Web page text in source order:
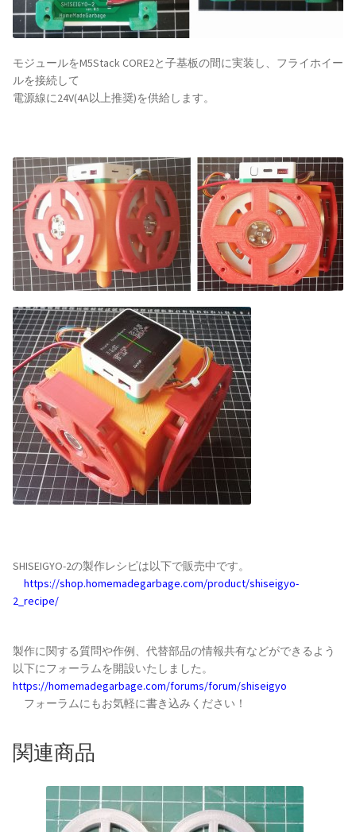
モジュールをM5Stack CORE2と子基板の間に実装し、フライホイー
ルを接続して
電源線に24V(4A以上推奨)を供給します。
SHISEIGYO-2の製作レシピは以下で販売中です。
https://shop.homemadegarbage.com/product/shiseigyo-
2_recipe/
製作に関する質問や作例、代替部品の情報共有などができるよう
以下にフォーラムを開設いたしました。
https://homemadegarbage.com/forums/forum/shiseigyo
フォーラムにもお気軽に書き込みください！
関連商品